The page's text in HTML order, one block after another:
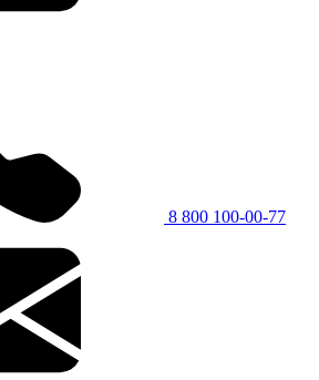
8 800 100-00-77